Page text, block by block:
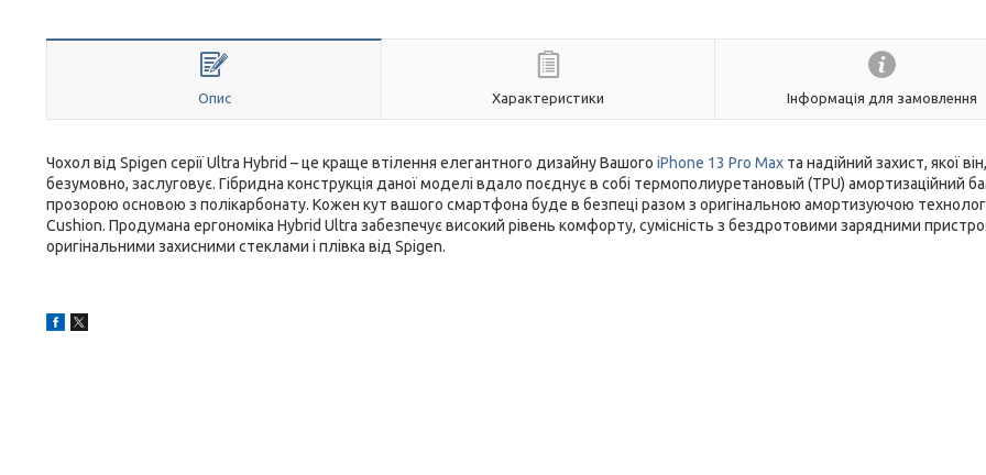
Опис Характеристики Інформація для замовлення
Чохол від Spigen серії Ultra Hybrid – це краще втілення елегантного дизайну Вашого iPhone 13 Pro Max та надійний захист, якої він,
безумовно, заслуговує. Гібридна конструкція даної моделі вдало поєднує в собі термополиуретановый (TPU) амортизаційний
прозорою основою з полікарбонату. Кожен кут вашого смартфона буде в безпеці разом з оригінальною амортизуючою
Cushion. Продумана ергономіка Hybrid Ultra забезпечує високий рівень комфорту, сумісність з бездротовими зарядними
оригінальними захисними стеклами і плівка від Spigen.